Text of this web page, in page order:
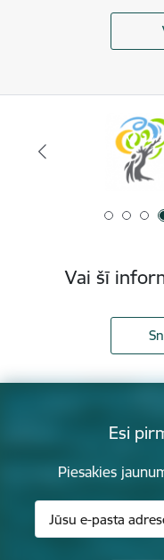
Vai šī
Esi
Piesakies